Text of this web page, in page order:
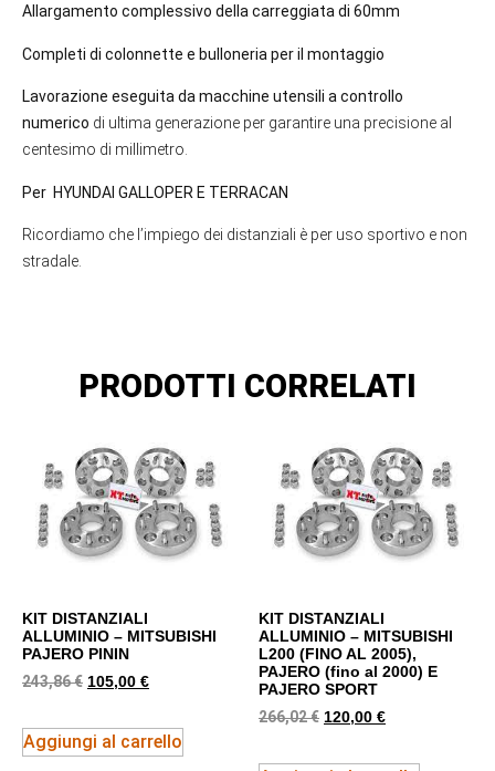
Allargamento complessivo della carreggiata di 60mm
Completi di colonnette e bulloneria per il montaggio
Lavorazione eseguita da macchine utensili a controllo
numerico di ultima generazione per garantire una precisione al
centesimo di millimetro.
Per HYUNDAI GALLOPER E TERRACAN
Ricordiamo che l’impiego dei distanziali è per uso sportivo e non
stradale.
PRODOTTI CORRELATI
KIT DISTANZIALI
ALLUMINIO – MITSUBISHI
PAJERO PININ
243,86€ 105,00 €
Aggiungi al carrello
KIT DISTANZIALI
ALLUMINIO – MITSUBISHI
L200 (FINO AL 2005),
PAJERO (fino al 2000) E
PAJERO SPORT
266,02€ 120,00 €